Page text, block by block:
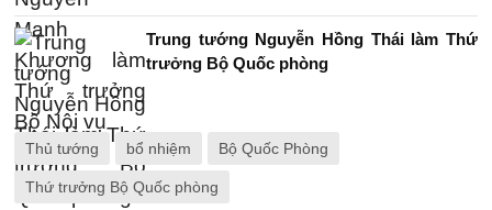
Trung tướng Nguyễn Hồng Thái làm Thứ
trưởng Bộ Quốc phòng
Thủ tướng bổ nhiệm Bộ Quốc Phòng
Thứ trưởng Bộ Quốc phòng